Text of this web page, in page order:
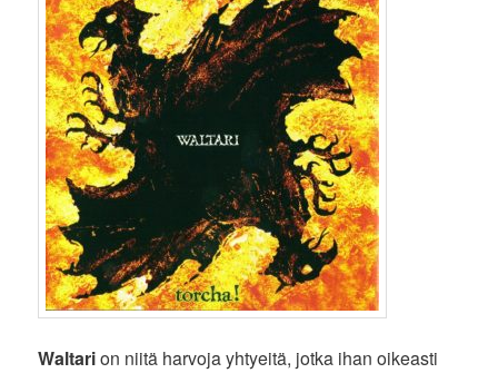
Waltarion niitä harvoja yhtyeitä, jotka ihan oikeasti